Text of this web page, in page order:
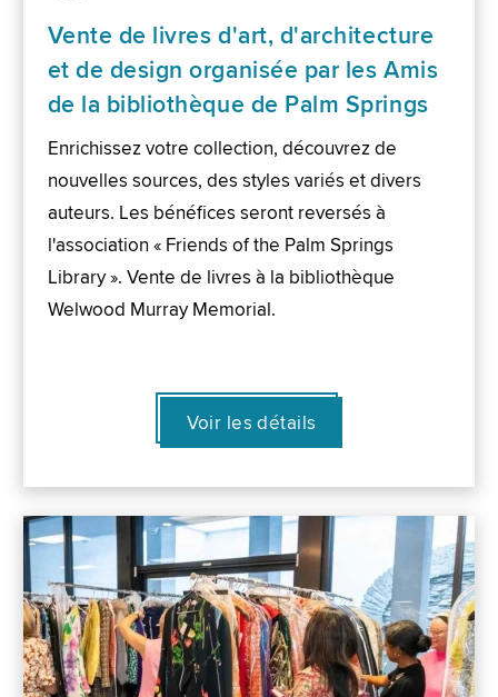
Vente de livres d'art, d'architecture
et de design organisée par les Amis
de la bibliothèque de Palm Springs
Enrichissez votre collection, découvrez de
nouvelles sources, des styles variés et divers
auteurs. Les bénéfices seront reversés à
l'association « Friends of the Palm Springs
Library ». Vente de livres à la bibliothèque
Welwood Murray Memorial.
Voir les détails